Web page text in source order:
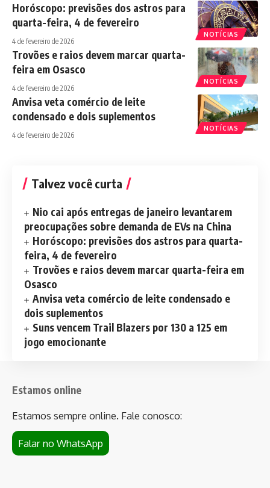
NOTÍCIAS
Horóscopo: previsões dos astros para
quarta-feira, 4 de fevereiro
4 de fevereiro de 2026
NOTÍCIAS
Trovões e raios devem marcar quarta-
feira em Osasco
4 de fevereiro de 2026
NOTÍCIAS
Anvisa veta comércio de leite
condensado e dois suplementos
4 de fevereiro de 2026
Talvez você curta
Nio cai após entregas de janeiro levantarem
preocupações sobre demanda de EVs na China
Horóscopo: previsões dos astros para quarta-
feira, 4 de fevereiro
Trovões e raios devem marcar quarta-feira em
Osasco
Anvisa veta comércio de leite condensado e
dois suplementos
Suns vencem Trail Blazers por 130 a 125 em
jogo emocionante
Estamos online
Estamos sempre online. Fale conosco:
Falar no WhatsApp